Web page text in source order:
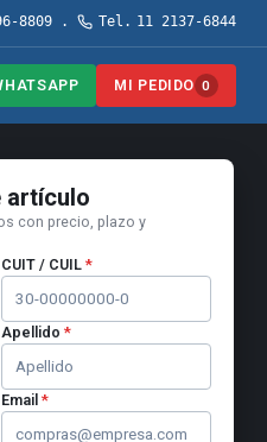
8809 · Tel. 11 2137-6844
MI PEDIDO 0
artículo
con precio, plazo y
CUIT / CUIL *
Apellido *
Email *